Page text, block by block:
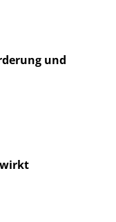
und
Batteries and